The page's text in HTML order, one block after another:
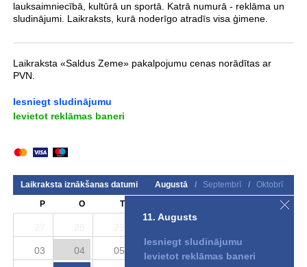
lauksaimniecībā, kultūrā un sportā. Katrā numurā - reklāma un
sludinājumi. Laikraksts, kurā noderīgo atradīs visa ģimene.
Laikraksta «Saldus Zeme» pakalpojumu cenas norādītas ar
PVN.
Iesniegt sludinājumu
Ievietot reklāmas baneri
Laikraksta iznākšanas datumi Augustā / Septembrī /
Oktobrī
P
O T S
03 04 05 06 07
11. Augusts
Iesniegt sludinājumu
Ievietot reklāmas baneri